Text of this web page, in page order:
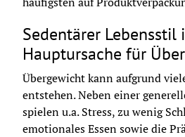
Sedentärer Lebensstil
Hauptursache für
Übergewicht kann aufgrund
entstehen. Neben einer
spielen u.a. Stress, zu wenig
emotionales Essen sowie die